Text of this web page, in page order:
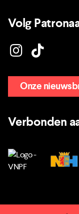
Volg
Onze
Verbonden